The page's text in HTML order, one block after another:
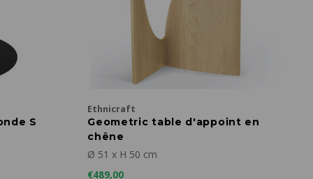
S
Ethnicraft
Geometric table d'appoint en
chêne
Ø 51 x H 50 cm
€489,00